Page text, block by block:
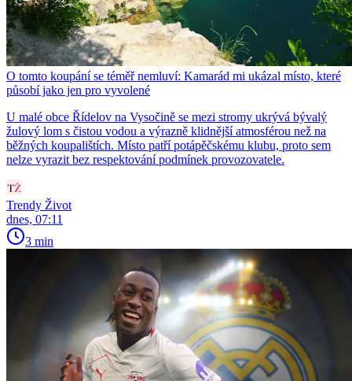
O tomto koupání se téměř nemluví: Kamarád mi ukázal místo, které
působí jako jen pro vyvolené
U malé obce Řídelov na Vysočině se mezi stromy ukrývá bývalý
žulový lom s čistou vodou a výrazně klidnější atmosférou než na
běžných koupalištích. Místo patří potápěčskému klubu, proto sem
nelze vyrazit bez respektování podmínek provozovatele.
Trendy Život
dnes, 07:11
3 min